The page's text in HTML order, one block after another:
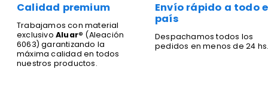
Calidad premium
Trabajamos con material
exclusivo Aluar® (Aleación
6063) garantizando la
máxima calidad en todos
nuestros productos.
Envío rápido a todo
país
Despachamos todos los
pedidos en menos de 24